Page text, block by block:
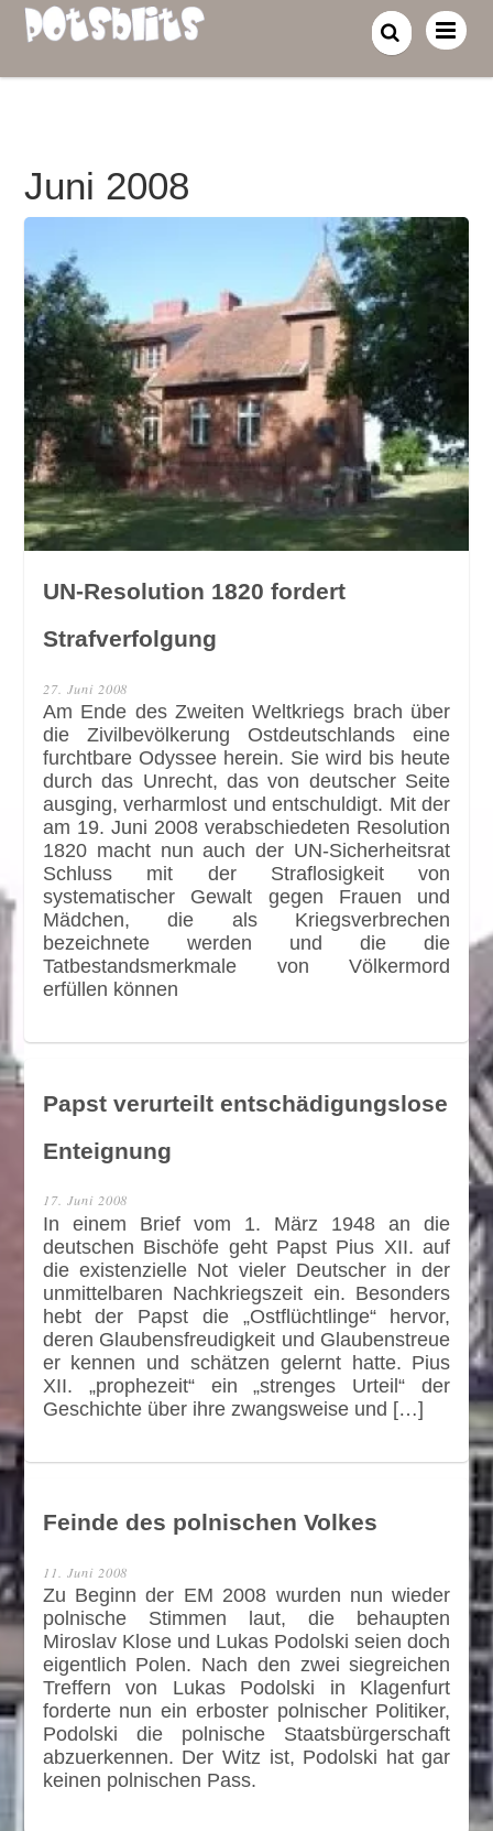
Juni 2008
UN-Resolution 1820 fordert
Strafverfolgung
27. Juni 2008
Am Ende des Zweiten Weltkriegs brach über
die Zivilbevölkerung Ostdeutschlands eine
furchtbare Odyssee herein. Sie wird bis heute
durch das Unrecht, das von deutscher Seite
ausging, verharmlost und entschuldigt. Mit der
am 19. Juni 2008 verabschiedeten Resolution
1820 macht nun auch der UN-Sicherheitsrat
Schluss mit der Straflosigkeit von
systematischer Gewalt gegen Frauen und
Mädchen, die als Kriegsverbrechen
bezeichnete werden und die die
Tatbestandsmerkmale von Völkermord
erfüllen können
Papst verurteilt entschädigungslose
Enteignung
17. Juni 2008
In einem Brief vom 1. März 1948 an die
deutschen Bischöfe geht Papst Pius XII. auf
die existenzielle Not vieler Deutscher in der
unmittelbaren Nachkriegszeit ein. Besonders
hebt der Papst die „Ostflüchtlinge“ hervor,
deren Glaubensfreudigkeit und Glaubenstreue
er kennen und schätzen gelernt hatte. Pius
XII. „prophezeit“ ein „strenges Urteil“ der
Geschichte über ihre zwangsweise und […]
Feinde des polnischen Volkes
11. Juni 2008
Zu Beginn der EM 2008 wurden nun wieder
polnische Stimmen laut, die behaupten
Miroslav Klose und Lukas Podolski seien doch
eigentlich Polen. Nach den zwei siegreichen
Treffern von Lukas Podolski in Klagenfurt
forderte nun ein erboster polnischer Politiker,
Podolski die polnische Staatsbürgerschaft
abzuerkennen. Der Witz ist, Podolski hat gar
keinen polnischen Pass.